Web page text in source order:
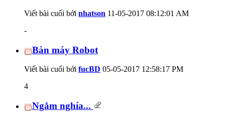
Viết bài cuối bởi nhatson 11-05-2017 08:12:01 AM
-
Bàn máy Robot
Viết bài cuối bởi fucBD 05-05-2017 12:58:17 PM
4
Ngắm nghía...